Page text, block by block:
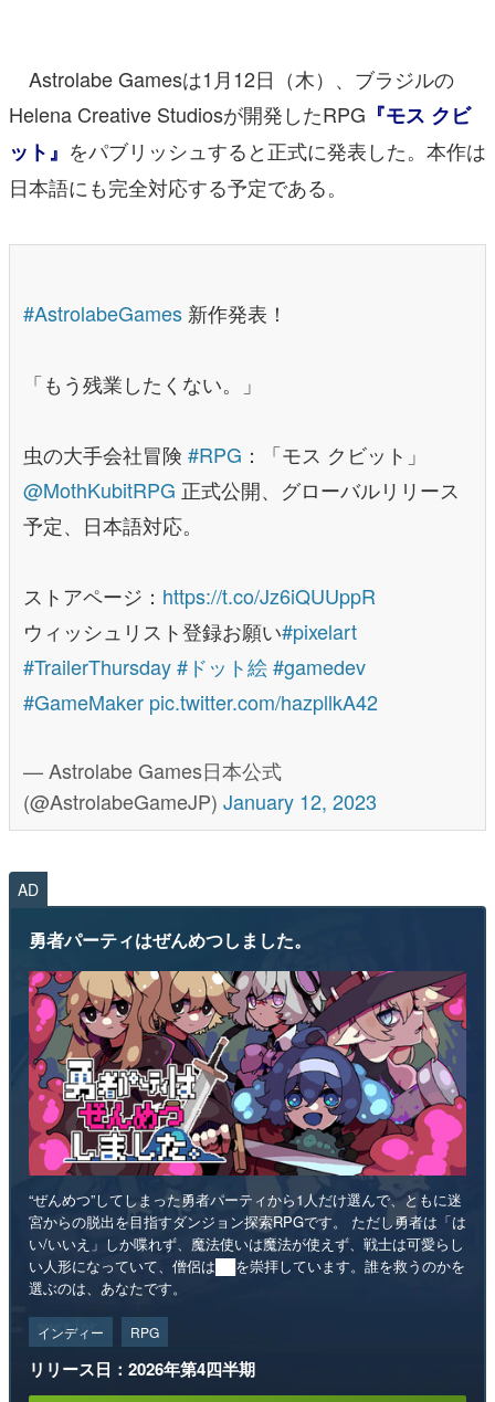
その他
電ファミニコゲーマーとは？
運営：株式会社マレ
Astrolabe Gamesは1月12日（木）、ブラジルの
Helena Creative Studiosが開発したRPG 『モス クビ
ット』 をパブリッシュすると正式に発表した。本作は
日本語にも完全対応する予定である。
#AstrolabeGames 新作発表！
「もう残業したくない。」
虫の大手会社冒険 #RPG ：「モス クビット」
@MothKubitRPG 正式公開、グローバルリリース
予定、日本語対応。
ストアページ： https://t.co/Jz6iQUUppR
ウィッシュリスト登録お願い#pixelart
#TrailerThursday#ドット絵#gamedev
#GameMaker pic.twitter.com/hazpllkA42
— Astrolabe Games日本公式
(@AstrolabeGameJP) January 12, 2023
AD
勇者パーティはぜんめつしました。
“ぜんめつ”してしまった勇者パーティから1人だけ選んで、ともに迷
宮からの脱出を目指すダンジョン探索RPGです。 ただし勇者は「は
い/いいえ」しか喋れず、魔法使いは魔法が使えず、戦士は可愛らし
い人形になっていて、僧侶は██を崇拝しています。誰を救うのかを
選ぶのは、あなたです。
インディー RPG
リリース日：2026年第4四半期